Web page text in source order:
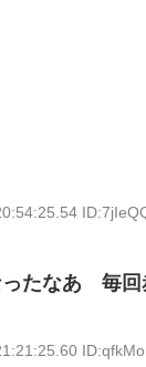
たなあ 毎回